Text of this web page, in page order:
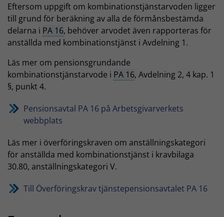
Eftersom uppgift om kombinationstjänstarvoden ligger
till grund för beräkning av alla de förmånsbestämda
delarna i PA 16, behöver arvodet även rapporteras för
anställda med kombinationstjänst i Avdelning 1.
Läs mer om pensionsgrundande
kombinationstjänstarvode i PA 16, Avdelning 2, 4 kap. 1
§, punkt 4.
Pensionsavtal PA 16 på Arbetsgivarverkets
webbplats
Läs mer i överföringskraven om anställningskategori
för anställda med kombinationstjänst i kravbilaga
30.80, anställningskategori V.
Till Överföringskrav tjänstepensionsavtalet PA 16